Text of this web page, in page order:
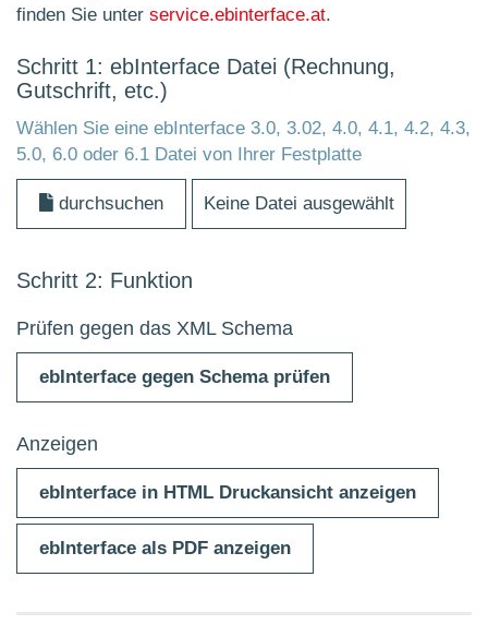
finden Sie unter service.ebinterface.at.
Schritt 1: ebInterface Datei (Rechnung,
Gutschrift, etc.)
Wählen Sie eine ebInterface 3.0, 3.02, 4.0, 4.1, 4.2, 4.3,
5.0, 6.0 oder 6.1 Datei von Ihrer Festplatte
durchsuchen Keine Datei ausgewählt
Schritt 2: Funktion
Prüfen gegen das XML Schema
ebInterface gegen Schema prüfen
Anzeigen
ebInterface in HTML Druckansicht anzeigen
ebInterface als PDF anzeigen